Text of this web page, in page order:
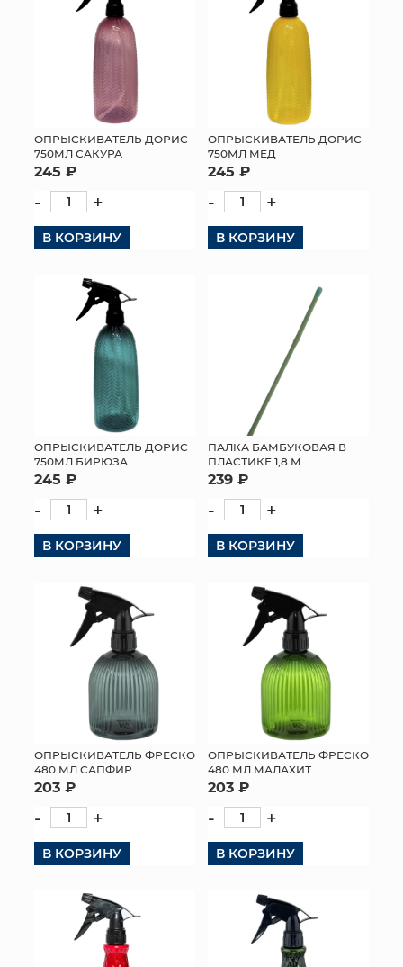
ОПРЫСКИВАТЕЛЬ ДОРИС
750МЛ САКУРА
245 ₽
- +
В КОРЗИНУ
ОПРЫСКИВАТЕЛЬ ДОРИС
750МЛ МЕД
245 ₽
- +
В КОРЗИНУ
ОПРЫСКИВАТЕЛЬ ДОРИС
750МЛ БИРЮЗА
245 ₽
- +
В КОРЗИНУ
ПАЛКА БАМБУКОВАЯ В
ПЛАСТИКЕ 1,8 М
239 ₽
- +
В КОРЗИНУ
ОПРЫСКИВАТЕЛЬ ФРЕСКО
480 МЛ САПФИР
203 ₽
- +
В КОРЗИНУ
ОПРЫСКИВАТЕЛЬ ФРЕСКО
480 МЛ МАЛАХИТ
203 ₽
- +
В КОРЗИНУ